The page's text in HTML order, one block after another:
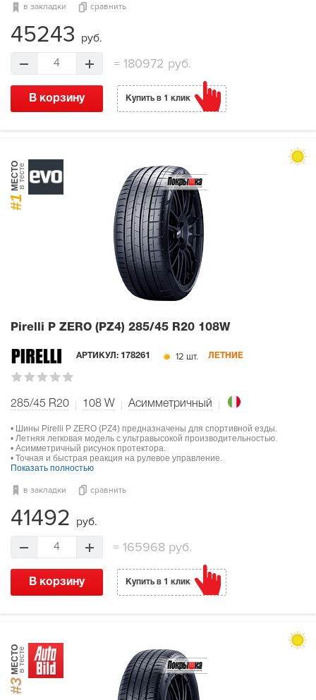
в закладки сравнить
45243 руб.
4 =180972 руб.
В корзину Купить в 1 клик
#1
МЕСТОв тесте
Pirelli P ZERO (PZ4) 285/45 R20 108W
АРТИКУЛ: 178261 12 шт. ЛЕТНИЕ
285/45 R20 108 W Асимметричный
• Шины Pirelli P ZERO (PZ4) предназначены для спортивной езды.
• Летняя легковая модель с ультравысокой производительностью.
• Асимметричный рисунок протектора.
• Точная и быстрая реакция на рулевое управление.
Показать полностью
в закладки сравнить
41492 руб.
4 =165968 руб.
В корзину Купить в 1 клик
#3
МЕСТОв тесте